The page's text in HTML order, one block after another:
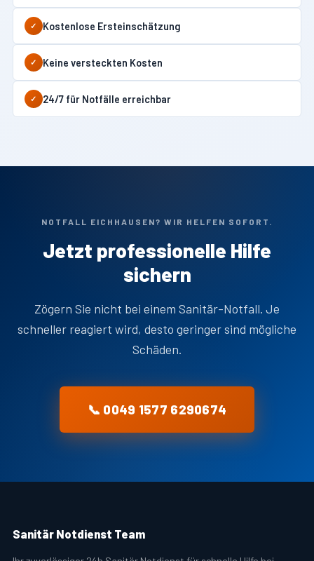
✓ Kostenlose Ersteinschätzung
✓ Keine versteckten Kosten
✓ 24/7 für Notfälle erreichbar
NOTFALL EICHHAUSEN? WIR HELFEN SOFORT.
Jetzt professionelle Hilfe
sichern
Zögern Sie nicht bei einem Sanitär-Notfall. Je
schneller reagiert wird, desto geringer sind mögliche
Schäden.
📞 0049 1577 6290674
Sanitär Notdienst Team